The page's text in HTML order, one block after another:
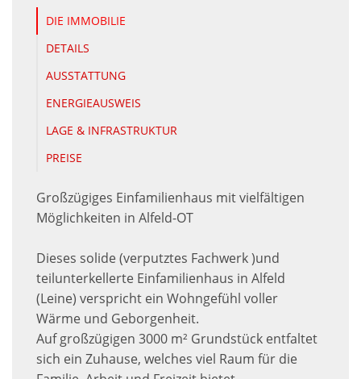
DIE IMMOBILIE
DETAILS
AUSSTATTUNG
ENERGIEAUSWEIS
LAGE & INFRASTRUKTUR
PREISE
Großzügiges Einfamilienhaus mit vielfältigen
Möglichkeiten in Alfeld-OT
Dieses solide (verputztes Fachwerk )und
teilunterkellerte Einfamilienhaus in Alfeld
(Leine) verspricht ein Wohngefühl voller
Wärme und Geborgenheit.
Auf großzügigen 3000 m² Grundstück entfaltet
sich ein Zuhause, welches viel Raum für die